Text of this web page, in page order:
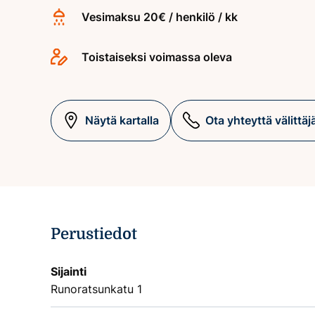
Vesimaksu 20€ / henkilö / kk
Toistaiseksi voimassa oleva
Näytä kartalla Ota yhteyttä
Perustiedot
Sijainti
Runoratsunkatu 1